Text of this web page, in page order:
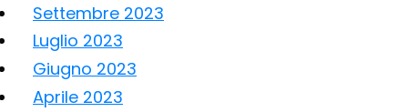
Settembre 2023
Luglio 2023
Giugno 2023
Aprile 2023